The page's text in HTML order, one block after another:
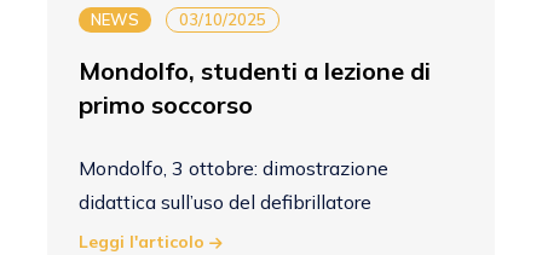
NEWS 03/10/2025
Mondolfo, studenti a lezione di
primo soccorso
Mondolfo, 3 ottobre: dimostrazione
didattica sull’uso del defibrillatore
Leggi l'articolo